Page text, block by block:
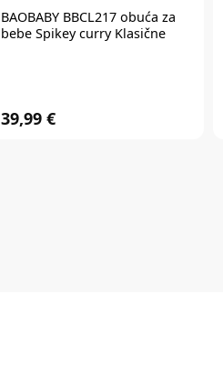
BAOBABY BBCL217 obuća za
bebe Spikey curry Klasične
39,99 €